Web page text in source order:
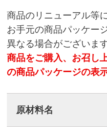
商品のリニューアル等
お手元の商品パッケー
異なる場合がございます
商品をご購入、お召し
の商品パッケージの表
原材料名